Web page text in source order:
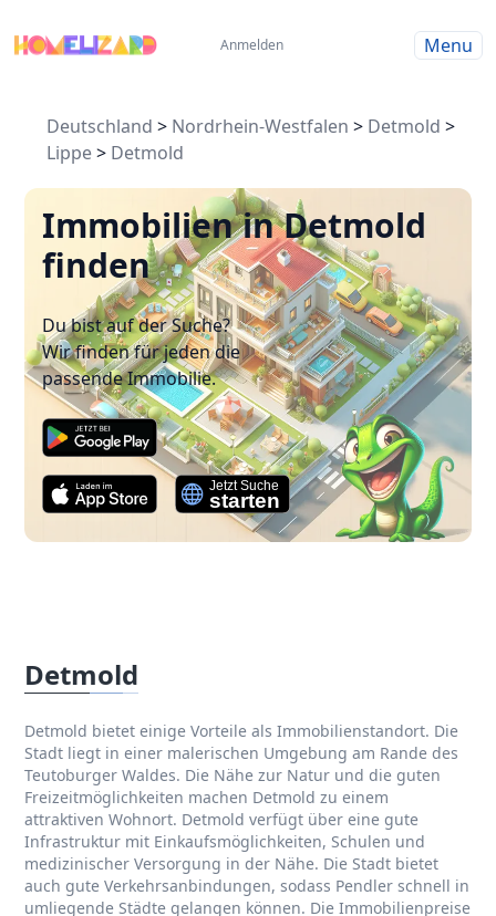
Anmelden Menu
Deutschland > Nordrhein-Westfalen > Detmold >
Lippe> Detmold
Immobilien in Detmold
finden
Du bist auf der Suche?
Wir finden für jeden die
passende Immobilie.
Detmold
Detmold bietet einige Vorteile als Immobilienstandort. Die
Stadt liegt in einer malerischen Umgebung am Rande des
Teutoburger Waldes. Die Nähe zur Natur und die guten
Freizeitmöglichkeiten machen Detmold zu einem
attraktiven Wohnort. Detmold verfügt über eine gute
Infrastruktur mit Einkaufsmöglichkeiten, Schulen und
medizinischer Versorgung in der Nähe. Die Stadt bietet
auch gute Verkehrsanbindungen, sodass Pendler schnell in
umliegende Städte gelangen können. Die Immobilienpreise